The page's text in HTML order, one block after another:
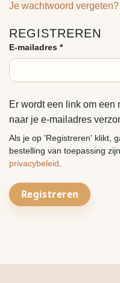
Je wachtwoord vergeten?
REGISTREREN
E-mailadres *Vereist
Er wordt een link om
naar je e-mailadres
Als je op 'Registreren' klikt,
bestelling van toepassing
privacybeleid .
Registreren